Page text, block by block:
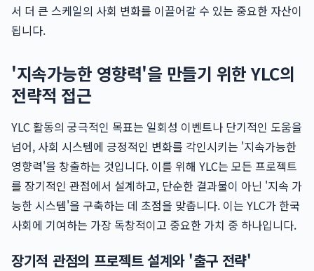
서 더 큰 스케일의 사회 변화를 이끌어갈 수 있는 중요한 자산이
됩니다.
'지속가능한 영향력'을 만들기 위한 YLC의
전략적 접근
YLC 활동의 궁극적인 목표는 일회성 이벤트나 단기적인 도움을
넘어, 사회 시스템에 긍정적인 변화를 각인시키는 '지속가능한
영향력'을 창출하는 것입니다. 이를 위해 YLC는 모든 프로젝트
를 장기적인 관점에서 설계하고, 단순한 결과물이 아닌 '지속 가
능한 시스템'을 구축하는 데 초점을 맞춥니다. 이는 YLC가 한국
사회에 기여하는 가장 독창적이고 중요한 가치 중 하나입니다.
장기적 관점의 프로젝트 설계와 '출구 전략'